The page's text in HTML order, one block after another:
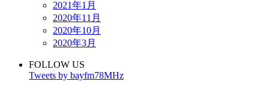
2021年1月
2020年11月
2020年10月
2020年3月
FOLLOW US
Tweets by bayfm78MHz